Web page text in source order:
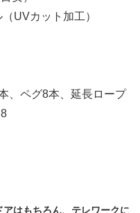
UVカット加工）
、ペグ8本、延長ロープ
アはもちろん、テレワークに